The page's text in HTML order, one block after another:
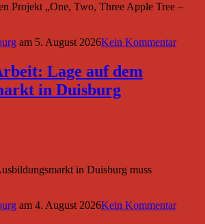
Projekt „One, Two, Three Apple Tree –
am 5. August 2026Kein Kommentar
Lage auf dem
in Duisburg
in Duisburg muss
am 4. August 2026Kein Kommentar